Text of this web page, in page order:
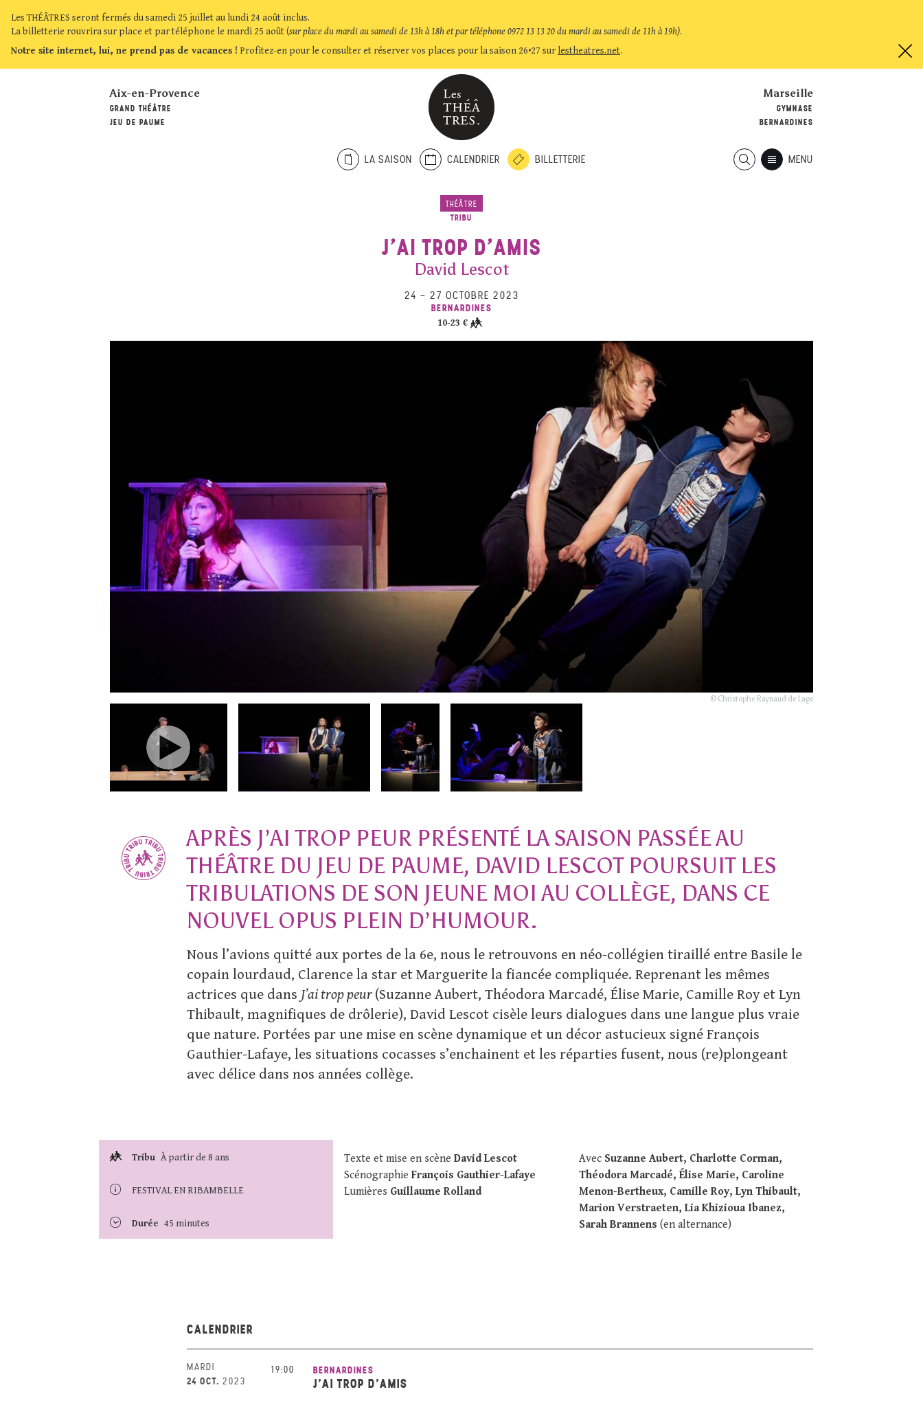
Les THÉÂTRES seront fermés du samedi 25 juillet au lundi 24 août inclus.
La billetterie rouvrira sur place et par téléphone le mardi 25 août (sur place du mardi au samedi de 13h à 18h et par téléphone 0972 13 13 20 du mardi au samedi de 11h à 19h).
Notre site internet, lui, ne prend pas de vacances ! Profitez-en pour le consulter et réserver vos places pour la saison 26•27 sur lestheatres.net.
Marseille
GYMNASE
BERNARDINES
Aix-en-Provence
GRAND THÉÂTRE
JEU DE PAUME
LA SAISON CALENDRIER BILLETTERIE MENU
THÉÂTRE
TRIBU
J’AI TROP D’AMIS
David Lescot
24 – 27 OCTOBRE 2023
BERNARDINES
10-23 €
© Christophe Raynaud de Lage
APRÈS J’AI TROP PEUR PRÉSENTÉ LA SAISON PASSÉE AU
THÉÂTRE DU JEU DE PAUME, DAVID LESCOT POURSUIT LES
TRIBULATIONS DE SON JEUNE MOI AU COLLÈGE, DANS CE
NOUVEL OPUS PLEIN D’HUMOUR.
Nous l’avions quitté aux portes de la 6e, nous le retrouvons en néo-collégien tiraillé entre Basile le
copain lourdaud, Clarence la star et Marguerite la fiancée compliquée. Reprenant les mêmes
actrices que dans J’ai trop peur (Suzanne Aubert, Théodora Marcadé, Élise Marie, Camille Roy et Lyn
Thibault, magnifiques de drôlerie), David Lescot cisèle leurs dialogues dans une langue plus vraie
que nature. Portées par une mise en scène dynamique et un décor astucieux signé François
Gauthier-Lafaye, les situations cocasses s’enchainent et les réparties fusent, nous (re)plongeant
avec délice dans nos années collège.
Texte et mise en scèneDavid Lescot
ScénographieFrançois Gauthier-Lafaye
Lumières Guillaume Rolland
Avec Suzanne Aubert, Charlotte Corman,
Théodora Marcadé, Élise Marie, Caroline
Menon-Bertheux, Camille Roy, Lyn Thibault,
Marion Verstraeten, Lia Khizioua Ibanez,
Sarah Brannens (en alternance)
Tribu À partir de 8 ans
FESTIVAL EN RIBAMBELLE
Durée 45 minutes
CALENDRIER
MARDI
24 OCT. 2023
19:00 BERNARDINES
J’AI TROP D’AMIS